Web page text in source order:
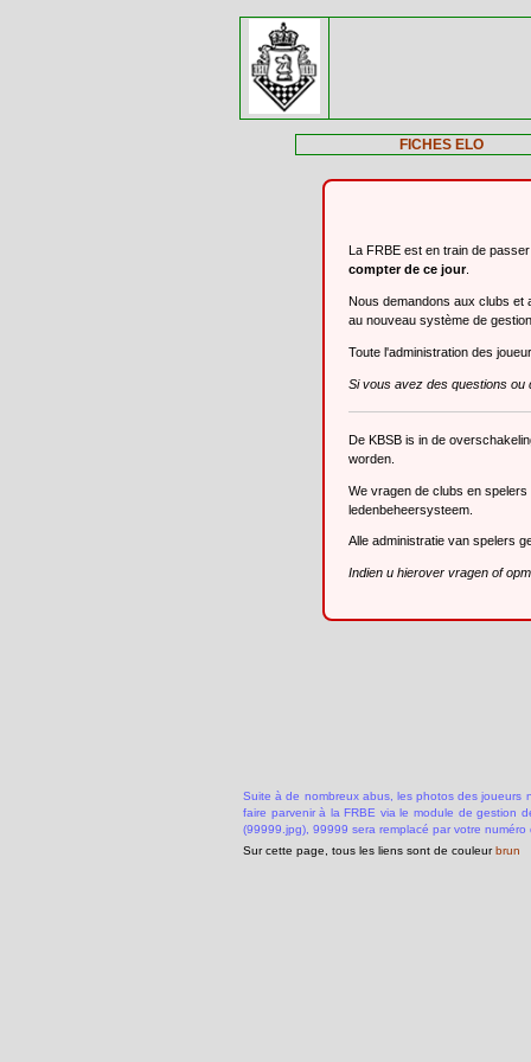
FICHES ELO
La FRBE est en train de
compter de ce jour.
Nous demandons aux clubs et
au nouveau système de
Toute l'administration des
Si vous avez des questions
De KBSB is in de
worden.
We vragen de clubs en spelers
ledenbeheersysteem.
Alle administratie van spelers
Indien u hierover vragen of
Suite à de nombreux abus, les photos des joueurs
faire parvenir à la FRBE via le module de gestion
(99999.jpg), 99999 sera remplacé par votre numéro
Sur cette page, tous les liens sont de couleurbrun